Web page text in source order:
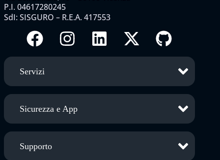
P.I. 04617280245
SdI: SISGURO – R.E.A. 417553
Servizi
Sicurezza e App
Supporto